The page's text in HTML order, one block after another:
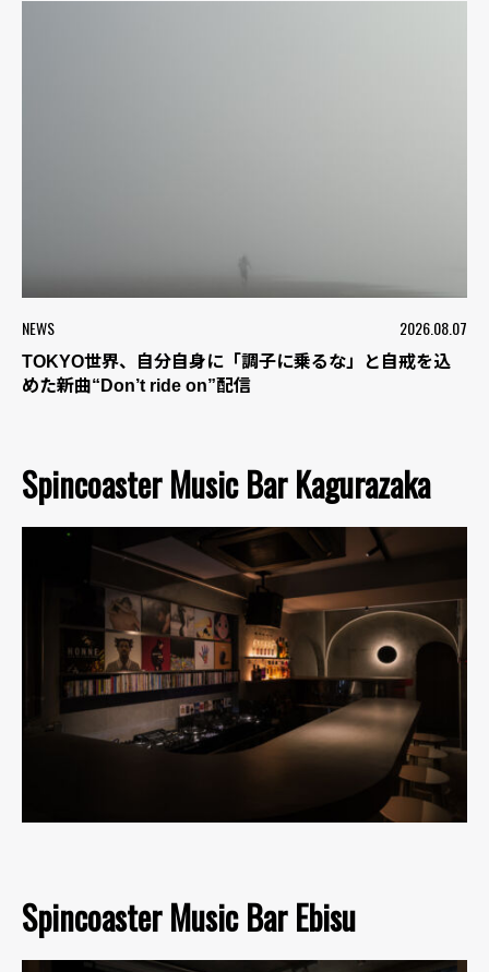
NEWS 2026.08.07
TOKYO世界、自分自身に「調子に乗るな」と自戒を込
めた新曲“Don’t ride on”配信
Spincoaster Music Bar Kagurazaka
Spincoaster Music Bar Ebisu